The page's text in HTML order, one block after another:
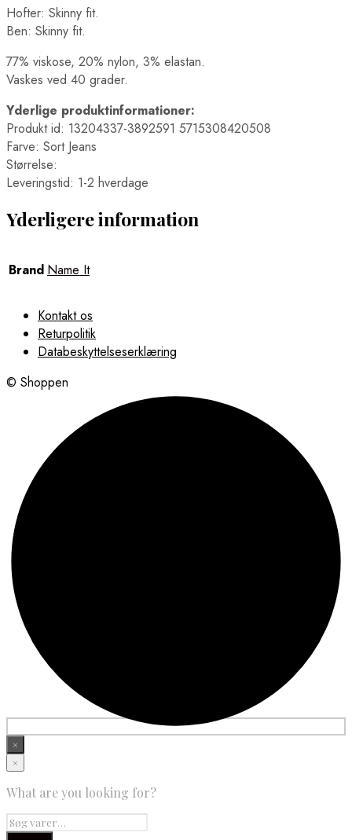
Hofter: Skinny fit.
Ben: Skinny fit.
77% viskose, 20% nylon, 3% elastan.
Vaskes ved 40 grader.
Yderlige produktinformationer:
Produkt id: 13204337-3892591 5715308420508
Farve: Sort Jeans
Størrelse:
Leveringstid: 1-2 hverdage
Yderligere information
Brand Name It
Kontakt os
Returpolitik
Databeskyttelseserklæring
© Shoppen
×
×
What are you looking for?